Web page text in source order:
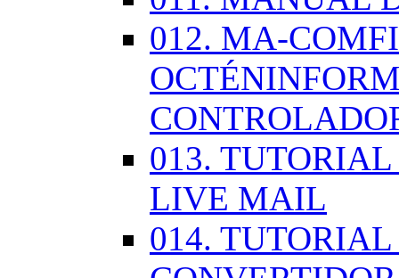
012. MA-
013.
LIVE MAIL
014.